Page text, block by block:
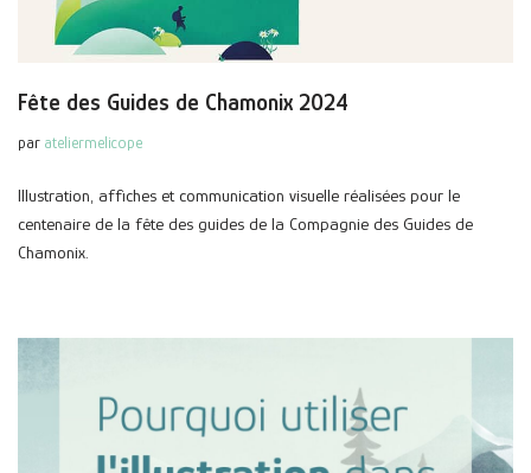
Fête des Guides de Chamonix 2024
par ateliermelicope
Illustration, affiches et communication visuelle réalisées pour le
centenaire de la fête des guides de la Compagnie des Guides de
Chamonix.